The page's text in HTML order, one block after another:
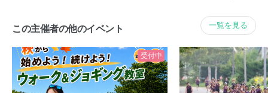
この主催者の他のイベント 一覧を見る
受付中